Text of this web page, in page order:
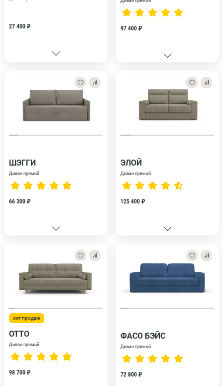
27 400 ₽ 97 400 ₽
ШЭГГИ
Диван прямой
66 300 ₽
ЭЛОЙ
Диван прямой
125 400 ₽
хит продаж
ОТТО
Диван прямой
98 700 ₽
ФАСО БЭЙС
Диван прямой
72 800 ₽